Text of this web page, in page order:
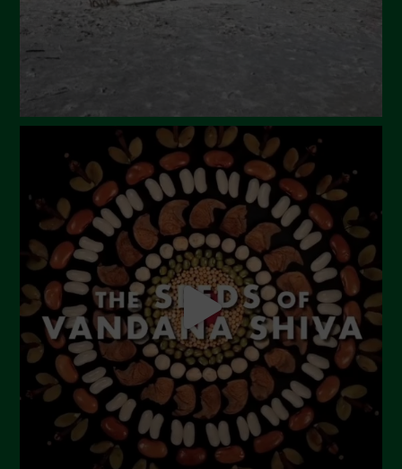
Marzo 2024
Febbraio 2024
Ottobre 2023
Settembre 2023
Agosto 2023
Luglio 2023
Giugno 2023
Maggio 2023
Aprile 2023
Marzo 2023
Febbraio 2023
Dicembre 2022